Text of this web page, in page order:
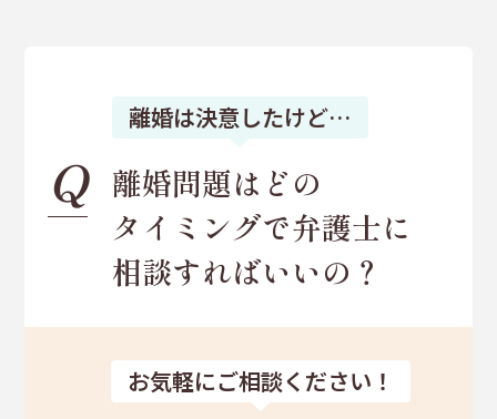
Q
離婚は決意したけど…
離婚問題はどの
タイミングで弁護士に
相談すればいいの？
お気軽にご相談ください！